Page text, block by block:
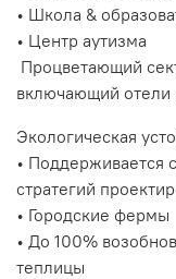
• Школа &
• Центр аутизма
Процветающий
включающий отели
Экологическая
• Поддерживается
стратегий
• Городские фермы
• До 100%
теплицы